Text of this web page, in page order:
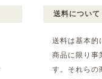
送料について
送料は基本的
商品に限り事
す。それらの